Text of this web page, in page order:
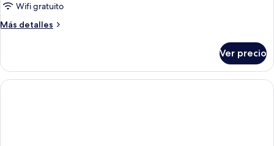
Wifi gratuito
Más detalles
Más
Ver precio